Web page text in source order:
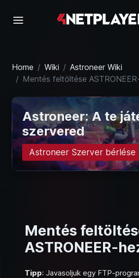
Home Wiki
Astroneer Wiki
Mentés feltöltése
Astroneer: A te
szervered
Astroneer Szerver bérlése
Mentés
ASTRONEER-
Tipp: Javasoljuk egy